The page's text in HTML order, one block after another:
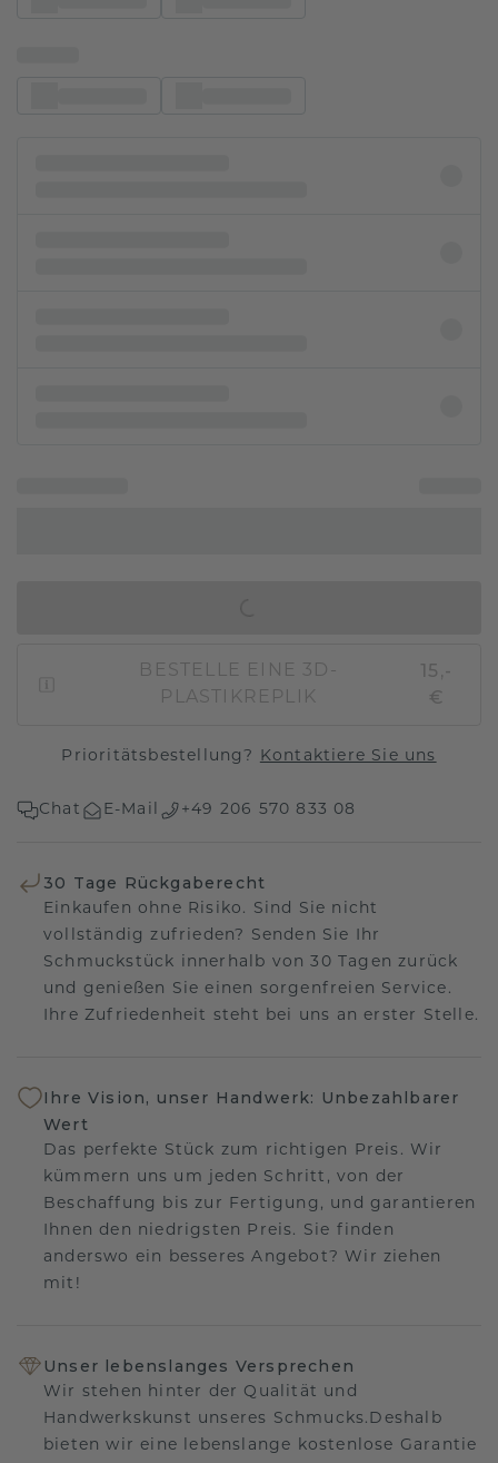
BESTELLE EINE 3D-
PLASTIKREPLIK
15,-
€
Prioritätsbestellung? Kontaktiere Sie uns
Chat E-Mail +49 206 570 833 08
30 Tage Rückgaberecht
Einkaufen ohne Risiko. Sind Sie nicht
vollständig zufrieden? Senden Sie Ihr
Schmuckstück innerhalb von 30 Tagen zurück
und genießen Sie einen sorgenfreien Service.
Ihre Zufriedenheit steht bei uns an erster Stelle.
Ihre Vision, unser Handwerk: Unbezahlbarer
Wert
Das perfekte Stück zum richtigen Preis. Wir
kümmern uns um jeden Schritt, von der
Beschaffung bis zur Fertigung, und garantieren
Ihnen den niedrigsten Preis. Sie finden
anderswo ein besseres Angebot? Wir ziehen
mit!
Unser lebenslanges Versprechen
Wir stehen hinter der Qualität und
Handwerkskunst unseres Schmucks.Deshalb
bieten wir eine lebenslange kostenlose Garantie